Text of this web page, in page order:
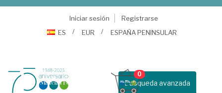
Iniciar sesión
Registrarse
ES
EUR ESPAÑA PENINSULAR
Busqueda avanzada
0